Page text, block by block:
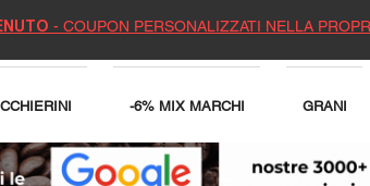
- COUPON PERSONALIZZATI NELLA
-6% MIX MARCHI GRANI